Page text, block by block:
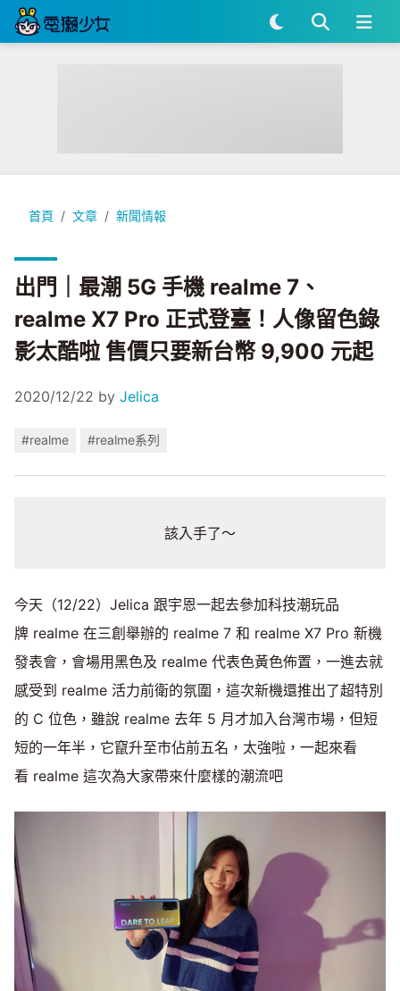
首頁 文章 新聞情報
出門｜最潮 5G 手機 realme 7、realme X7 Pro 正式登臺！人
出門｜最潮 5G 手機 realme 7、
realme X7 Pro 正式登臺！人像留色錄
影太酷啦 售價只要新台幣 9,900 元起
2020/12/22 by Jelica
#realme #realme系列
該入手了～
今天（12/22）Jelica 跟宇恩一起去參加科技潮玩品
牌 realme 在三創舉辦的 realme 7 和 realme X7 Pro 新機
發表會，會場用黑色及 realme 代表色黃色佈置，一進去就
感受到 realme 活力前衛的氛圍，這次新機還推出了超特別
的 C 位色，雖說 realme 去年 5 月才加入台灣市場，但短
短的一年半，它竄升至市佔前五名，太強啦，一起來看
看 realme 這次為大家帶來什麼樣的潮流吧